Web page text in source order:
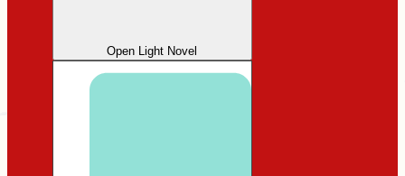
Open Light Novel